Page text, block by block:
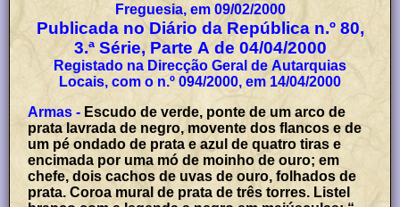
Freguesia, em 09/02/2000
Publicada no Diário da República n.º 80,
3.ª Série, Parte A de 04/04/2000
Registado na Direcção Geral de Autarquias
Locais, com o n.º 094/2000, em 14/04/2000
Armas - Escudo de verde, ponte de um arco de
prata lavrada de negro, movente dos flancos e de
um pé ondado de prata e azul de quatro tiras e
encimada por uma mó de moinho de ouro; em
chefe, dois cachos de uvas de ouro, folhados de
prata. Coroa mural de prata de três torres. Listel